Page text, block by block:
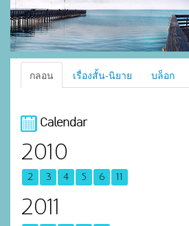
กลอน เรื่องสั้น-นิยาย บล็อก
Calendar
2010
2 3 4 5 6 11
2011